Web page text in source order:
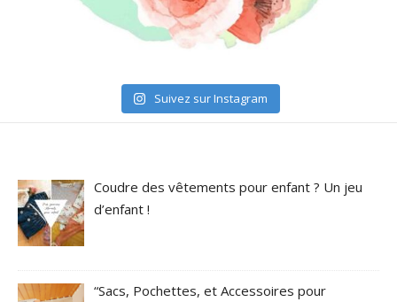
Suivez sur Instagram
Coudre des vêtements pour enfant ? Un jeu
d’enfant !
“Sacs, Pochettes, et Accessoires pour